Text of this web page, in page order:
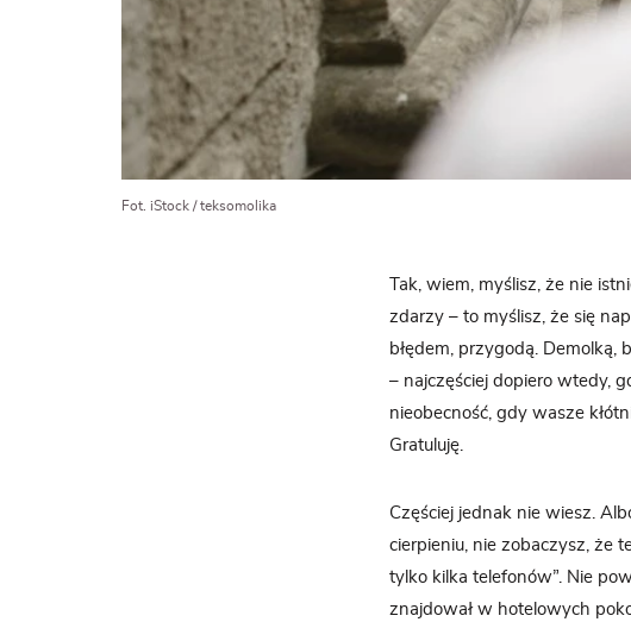
Fot. iStock / teksomolika
Tak, wiem, myślisz, że nie
zdarzy – to myślisz, że się
błędem, przygodą.
– najczęściej dopiero wtedy,
nieobecność, gdy wasze
Gratuluję.
Częściej jednak nie wiesz.
cierpieniu, nie zobaczysz, że
tylko kilka telefonów”. Nie
znajdował w hotelowych